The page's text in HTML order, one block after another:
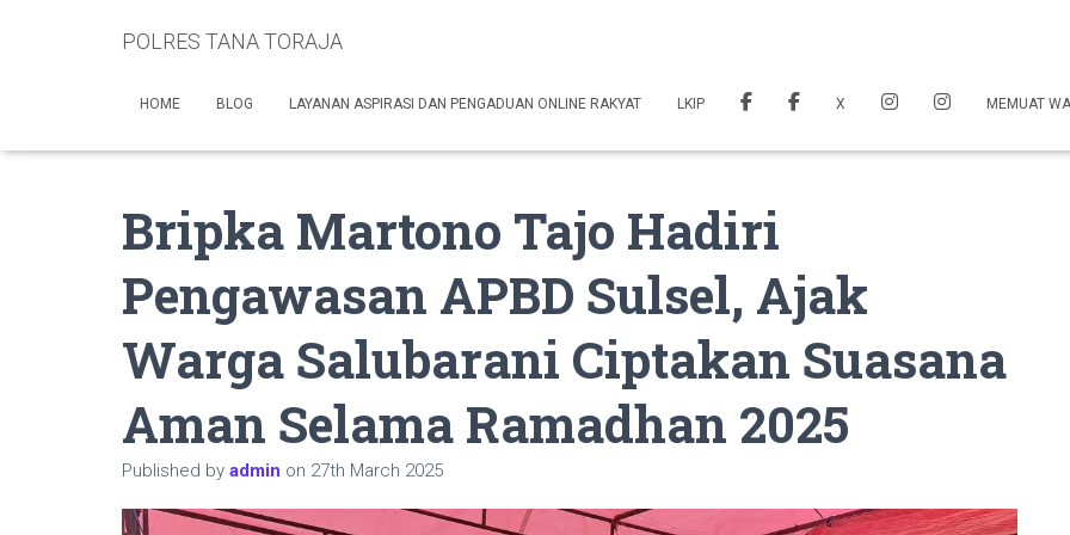
POLRES TANA TORAJA
HOME BLOG LAYANAN ASPIRASI DAN PENGADUAN ONLINE RAKYAT LKIP X MEMUAT
Bripka Martono Tajo Hadiri
Pengawasan APBD Sulsel, Ajak
Warga Salubarani Ciptakan Suasana
Aman Selama Ramadhan 2025
Published by admin on 27th March 2025